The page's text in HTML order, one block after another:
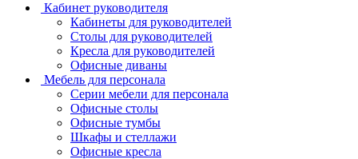
Кабинет руководителя
Кабинеты для руководителей
Столы для руководителей
Кресла для руководителей
Офисные диваны
Мебель для персонала
Серии мебели для персонала
Офисные столы
Офисные тумбы
Шкафы и стеллажи
Офисные кресла